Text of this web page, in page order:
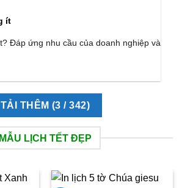
ít
Đáp ứng nhu cầu của doanh nghiệp và
TẢI THÊM (3 / 342)
MẪU LỊCH TẾT ĐẸP